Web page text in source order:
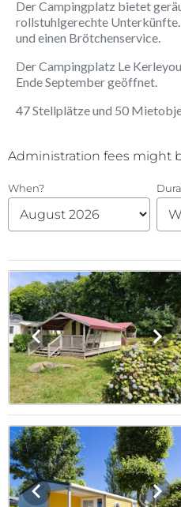
Der Campingplatz bietet
rollstuhlgerechte
und einen Brötchenservice.
Der Campingplatz Le
Ende September geöffnet.
47 Stellplätze und 50